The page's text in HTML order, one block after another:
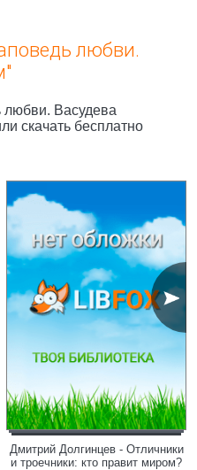
любви.
любви. Васудева
скачать бесплатно
Дмитрий Долгинцев - Отличники
и троечники: кто правит миром?